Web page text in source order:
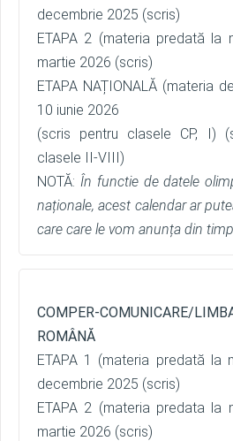
decembrie 2025 (scris)
ETAPA 2 (materia predată la
martie 2026 (scris)
ETAPA NAȚIONALĂ (materia
10 iunie 2026
(scris pentru clasele CP, I)
clasele II-VIII)
NOTĂ: În functie de datele
naționale, acest calendar ar
care care le vom anunța din
COMPER-COMUNICARE/
ROMÂNĂ
ETAPA 1 (materia predată
decembrie 2025 (scris)
ETAPA 2 (materia predata
martie 2026 (scris)